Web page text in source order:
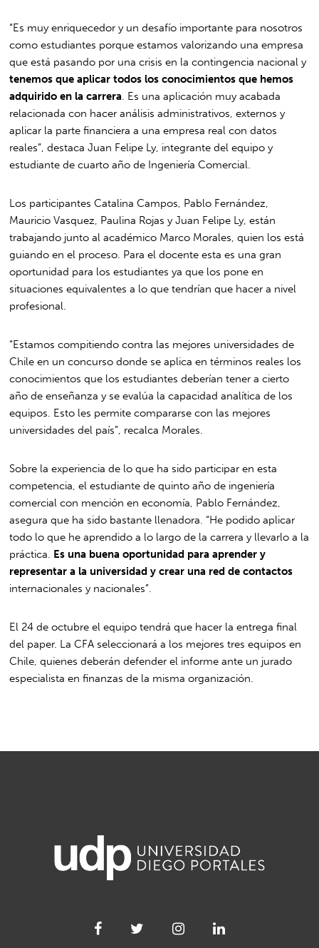
“Es muy enriquecedor y un desafío importante para nosotros
como estudiantes porque estamos valorizando una empresa
que está pasando por una crisis en la contingencia nacional y
tenemos que aplicar todos los conocimientos que hemos
adquirido en la carrera . Es una aplicación muy acabada
relacionada con hacer análisis administrativos, externos y
aplicar la parte financiera a una empresa real con datos
reales”, destaca Juan Felipe Ly, integrante del equipo y
estudiante de cuarto año de Ingeniería Comercial.
Los participantes Catalina Campos, Pablo Fernández,
Mauricio Vasquez, Paulina Rojas y Juan Felipe Ly, están
trabajando junto al académico Marco Morales, quien los está
guiando en el proceso. Para el docente esta es una gran
oportunidad para los estudiantes ya que los pone en
situaciones equivalentes a lo que tendrían que hacer a nivel
profesional.
“Estamos compitiendo contra las mejores universidades de
Chile en un concurso donde se aplica en términos reales los
conocimientos que los estudiantes deberían tener a cierto
año de enseñanza y se evalúa la capacidad analítica de los
equipos. Esto les permite compararse con las mejores
universidades del país”, recalca Morales.
Sobre la experiencia de lo que ha sido participar en esta
competencia, el estudiante de quinto año de ingeniería
comercial con mención en economía, Pablo Fernández,
asegura que ha sido bastante llenadora. “He podido aplicar
todo lo que he aprendido a lo largo de la carrera y llevarlo a la
práctica. Es una buena oportunidad para aprender y
representar a la universidad y crear una red de contactos
internacionales y nacionales”.
El 24 de octubre el equipo tendrá que hacer la entrega final
del paper. La CFA seleccionará a los mejores tres equipos en
Chile, quienes deberán defender el informe ante un jurado
especialista en finanzas de la misma organización.